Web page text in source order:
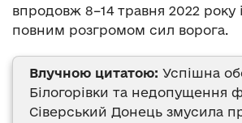
впродовж 8–14 травня 2022 року
повним розгромом сил ворога.
Влучною цитатою: Успішна
Білогорівки та недопущення
Сіверський Донець змусила